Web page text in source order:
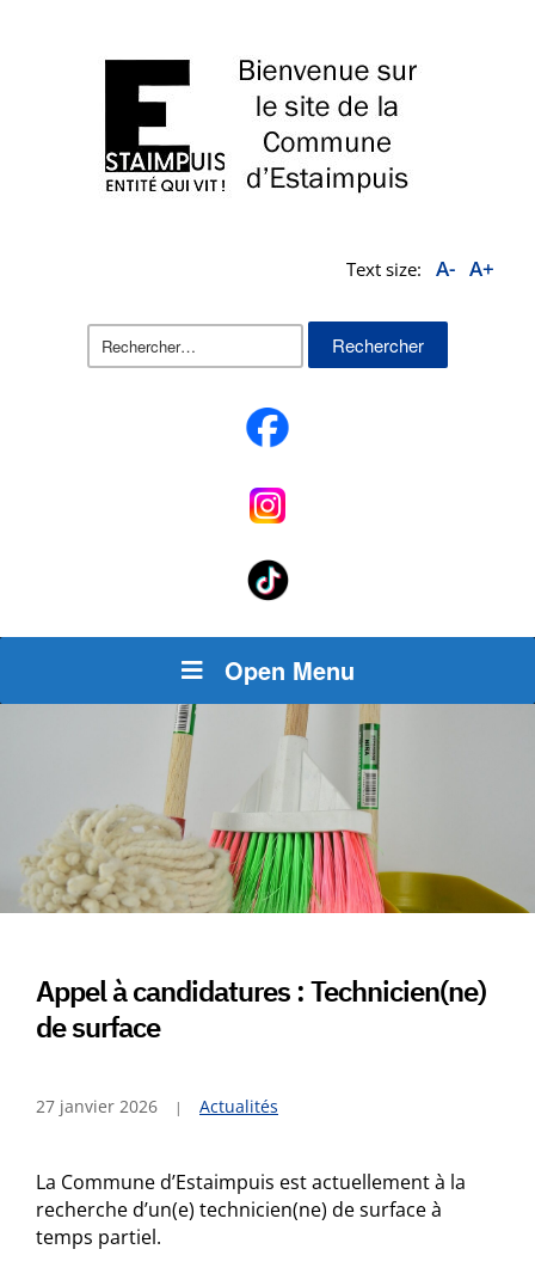
Text size: A- A+
Rechercher :
Open Menu
Appel à candidatures : Technicien(ne)
de surface
27 janvier 2026 Actualités
La Commune d’Estaimpuis est actuellement à la
recherche d’un(e) technicien(ne) de surface à
temps partiel.